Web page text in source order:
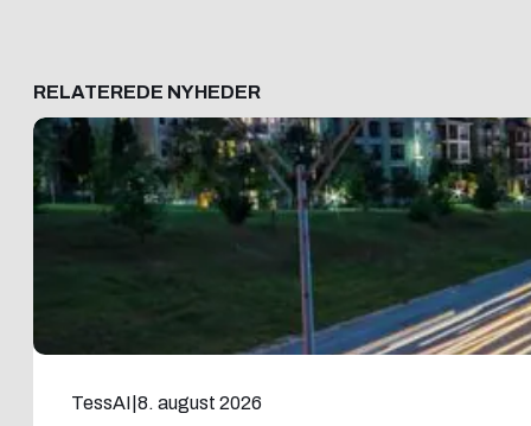
RELATEREDE NYHEDER
TessAI 8. august 2026